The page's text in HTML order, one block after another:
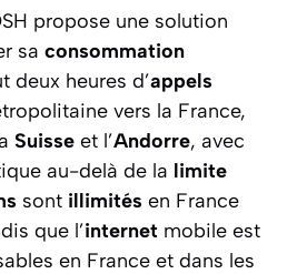
propose une solution
sa consommation
deux heures d’appels
vers la France,
Suisse et l’Andorre, avec
au-delà de la limite
sont illimités en France
que l’internet mobile est
en France et dans les